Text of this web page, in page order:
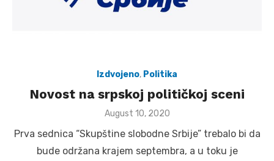
Izdvojeno, Politika
Novost na srpskoj političkoj sceni
Posted
August 10, 2020
Prva sednica “Skupštine slobodne Srbije” trebalo bi da
bude održana krajem septembra, a u toku je